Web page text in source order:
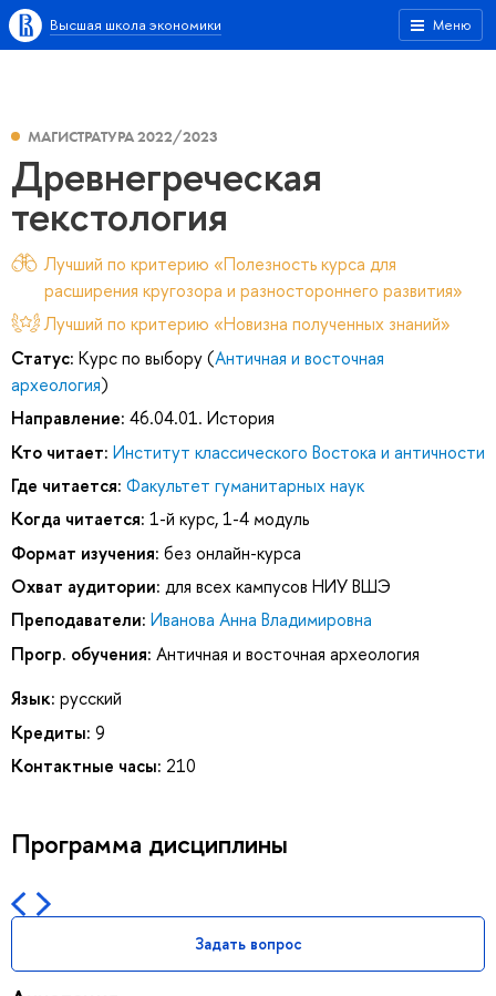
Меню
Высшая школа экономики
МАГИСТРАТУРА 2022/2023
Древнегреческая
текстология
Лучший по критерию «Полезность курса для
расширения кругозора и разностороннего развития»
Лучший по критерию «Новизна полученных знаний»
Статус: Курс по выбору (Античная и восточная
археология)
Направление: 46.04.01. История
Кто читает: Институт классического Востока и античности
Где читается: Факультет гуманитарных наук
Когда читается: 1-й курс, 1-4 модуль
Формат изучения: без онлайн-курса
Охват аудитории: для всех кампусов НИУ ВШЭ
Преподаватели: Иванова Анна Владимировна
Прогр. обучения: Античная и восточная археология
Язык: русский
Кредиты: 9
Контактные часы: 210
Программа дисциплины
Задать вопрос